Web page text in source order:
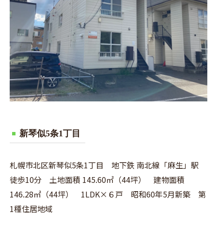
新琴似5条1丁目
札幌市北区新琴似5条1丁目 地下鉄 南北線「麻生」駅
徒歩10分 土地面積 145.60㎡（44坪） 建物面積
146.28㎡（44坪） 1LDK×６戸 昭和60年5月新築 第
1種住居地域